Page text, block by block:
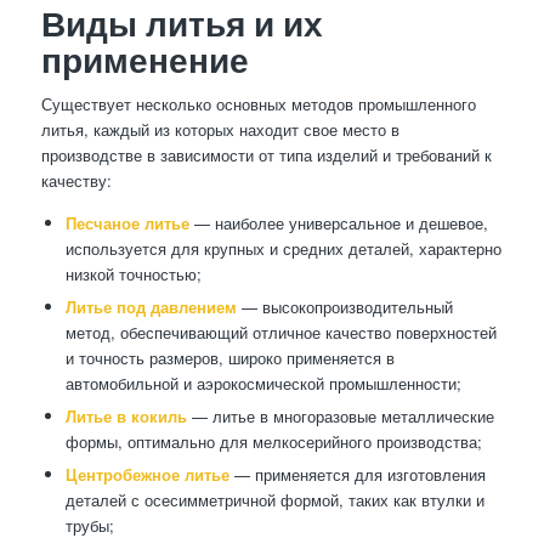
Виды литья и их
применение
Существует несколько основных методов промышленного
литья, каждый из которых находит свое место в
производстве в зависимости от типа изделий и требований к
качеству:
Песчаное литье— наиболее универсальное и дешевое,
используется для крупных и средних деталей, характерно
низкой точностью;
Литье под давлением — высокопроизводительный
метод, обеспечивающий отличное качество поверхностей
и точность размеров, широко применяется в
автомобильной и аэрокосмической промышленности;
Литье в кокиль— литье в многоразовые металлические
формы, оптимально для мелкосерийного производства;
Центробежное литье— применяется для изготовления
деталей с осесимметричной формой, таких как втулки и
трубы;